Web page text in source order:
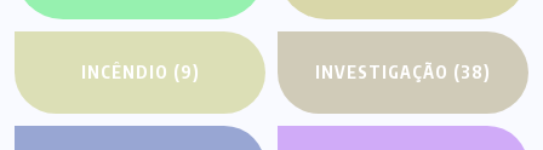
INCÊNDIO (9) INVESTIGAÇÃO (38)